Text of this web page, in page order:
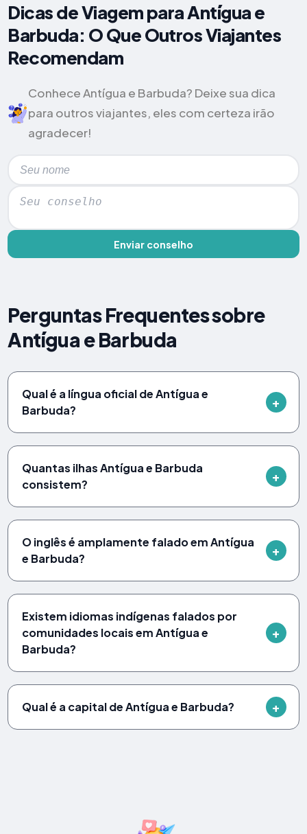
Dicas de Viagem para Antígua e
Barbuda: O Que Outros Viajantes
Recomendam
Conhece Antígua e Barbuda? Deixe sua dica
para outros viajantes, eles com certeza irão
agradecer!
Enviar conselho
Perguntas Frequentes sobre
Antígua e Barbuda
Qual é a língua oficial de Antígua e
Barbuda?
Quantas ilhas Antígua e Barbuda
consistem?
O inglês é amplamente falado em Antígua
e Barbuda?
Existem idiomas indígenas falados por
comunidades locais em Antígua e
Barbuda?
Qual é a capital de Antígua e Barbuda?